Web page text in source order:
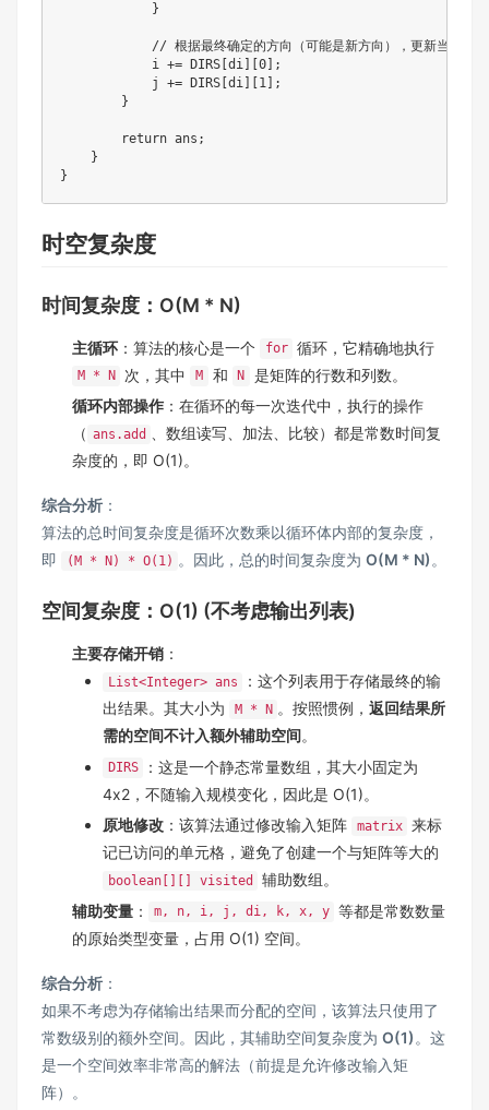
}
// 根据最终确定的方向（可能是新方向），更新当前坐标
            i
+= DIRS di 0
;
            j
+= DIRS di 1
;
}
return ans ;
}
}
时空复杂度
时间复杂度：O(M * N)
主循环 ：算法的核心是一个 for 循环，它精确地执行
M * N 次，其中 M 和 N
是矩阵的行数和列数。
循环内部操作 ：在循环的每一次迭代中，执行的操作
（ ans.add
、数组读写、加法、比较）都是常数时间复
杂度的，即 O(1)。
综合分析 ：
算法的总时间复杂度是循环次数乘以循环体内部的复杂度，
即
(M * N) * O(1) 。因此，总的时间复杂度为O(M * N) 。
空间复杂度：O(1) (不考虑输出列表)
主要存储开销 ：
List<Integer> ans
：这个列表用于存储最终的输
出结果。其大小为
M * N 。按照惯例，返回结果所
需的空间不计入额外辅助空间。
DIRS
：这是一个静态常量数组，其大小固定为
4x2，不随输入规模变化，因此是 O(1)。
原地修改 ：该算法通过修改输入矩阵 matrix 来标
记已访问的单元格，避免了创建一个与矩阵等大的
boolean[][] visited
辅助数组。
辅助变量 ： m, n, i, j, di, k, x, y 等都是常数数量
的原始类型变量，占用 O(1) 空间。
综合分析 ：
如果不考虑为存储输出结果而分配的空间，该算法只使用了
常数级别的额外空间。因此，其辅助空间复杂度为 O(1) 。这
是一个空间效率非常高的解法（前提是允许修改输入矩
阵）。